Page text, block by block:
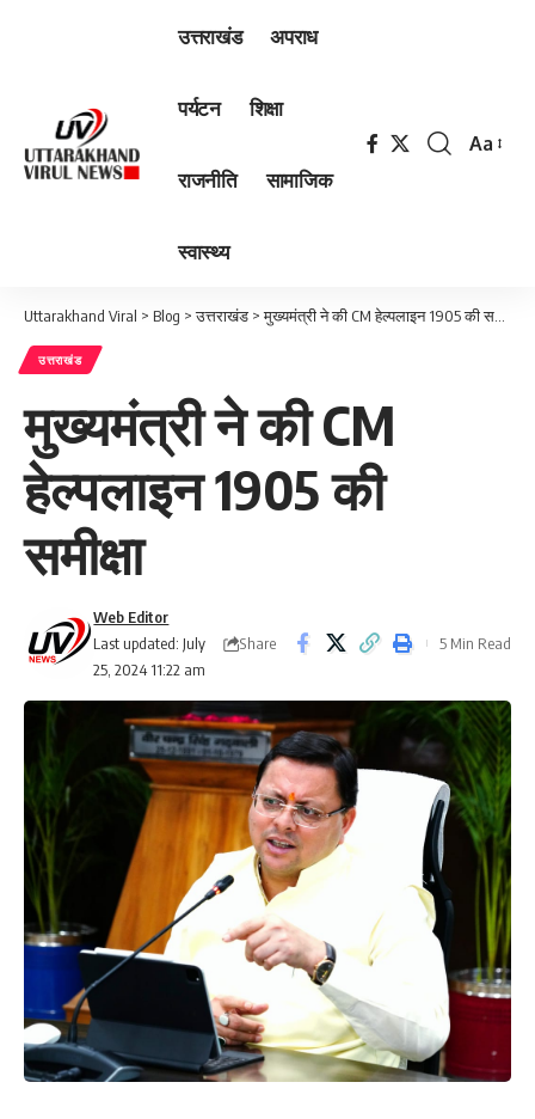
उत्तराखंड अपराध
पर्यटन शिक्षा
राजनीति सामाजिक
स्वास्थ्य
Font
Aa
Uttarakhand Viral > Blog >उत्तराखंड >मुख्यमंत्री ने की CM हेल्पलाइन 1905 की समीक्षा
उत्तराखंड
मुख्यमंत्री ने की CM
हेल्पलाइन 1905 की
समीक्षा
Last updated: July
25, 2024 11:22 am
Web Editor
Share
5 Min Read